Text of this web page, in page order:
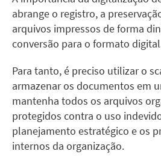
abrange o registro, a
arquivos impressos de forma
conversão para o formato
Para tanto, é preciso utilizar o
armazenar os documentos em
mantenha todos os arquivos
protegidos contra o uso
planejamento estratégico e os
internos da organização.